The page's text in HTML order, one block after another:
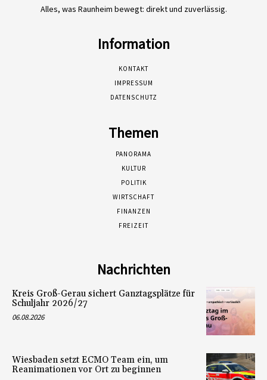
Alles, was Raunheim bewegt: direkt und zuverlässig.
Information
KONTAKT
IMPRESSUM
DATENSCHUTZ
Themen
PANORAMA
KULTUR
POLITIK
WIRTSCHAFT
FINANZEN
FREIZEIT
Nachrichten
Kreis Groß-Gerau sichert Ganztagsplätze für
Schuljahr 2026/27
06.08.2026
Wiesbaden setzt ECMO Team ein, um
Reanimationen vor Ort zu beginnen